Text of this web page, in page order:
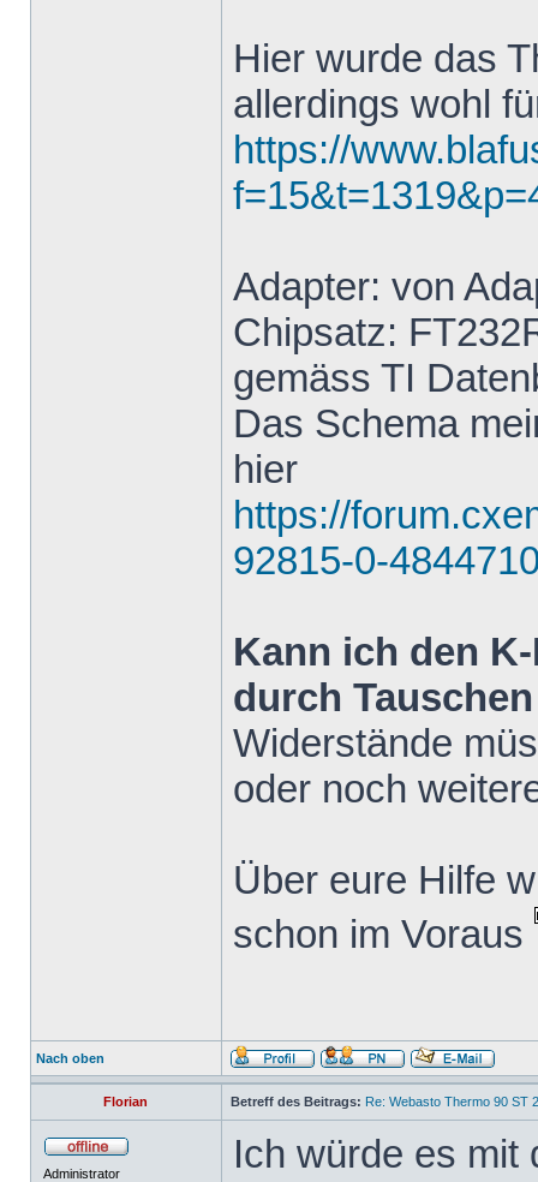
Hier wurde das
allerdings wohl
https://
Adapter: von
Chipsatz:
gemäss TI
Das Schema
hier
https://
92815-0-
Kann ich den
durch
Widerstände
oder noch
Über eure Hilfe
schon im Voraus
Nach oben
Florian Betreff des Beitrags: Re: Webasto Thermo 90 ST
Administrator
Ich würde es mit